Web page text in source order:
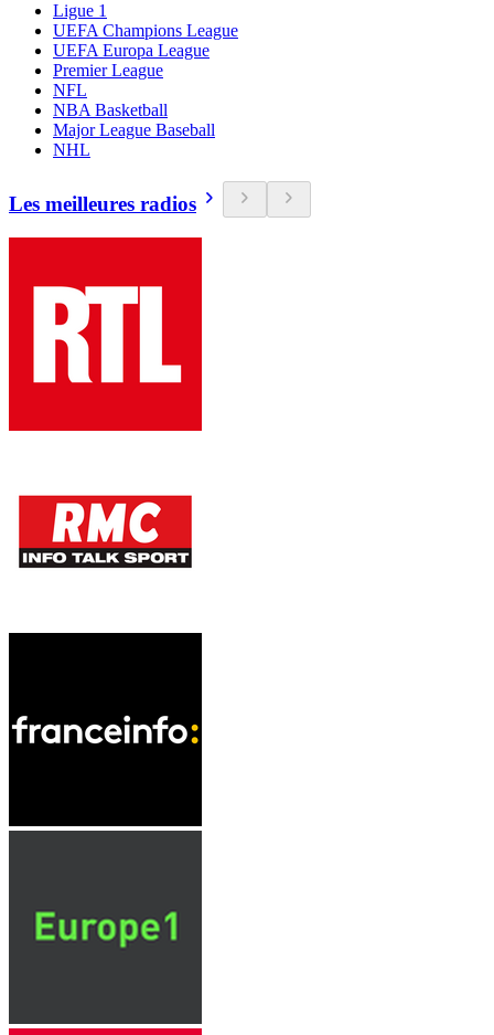
Ligue 1
UEFA Champions League
UEFA Europa League
Premier League
NFL
NBA Basketball
Major League Baseball
NHL
Les meilleures radios